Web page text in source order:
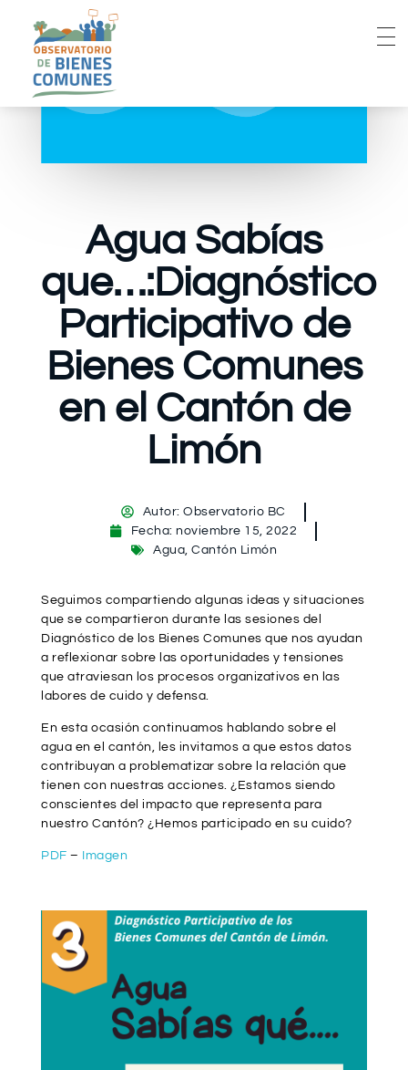
Agua Sabías
que…:Diagnóstico
Participativo de
Bienes Comunes
en el Cantón de
Limón
Autor: Observatorio BC
Fecha: noviembre 15, 2022
Agua Cantón Limón
Seguimos compartiendo algunas ideas y situaciones
que se compartieron durante las sesiones del
Diagnóstico de los Bienes Comunes que nos ayudan
a reflexionar sobre las oportunidades y tensiones
que atraviesan los procesos organizativos en las
labores de cuido y defensa.
En esta ocasión continuamos hablando sobre el
agua en el cantón, les invitamos a que estos datos
contribuyan a problematizar sobre la relación que
tienen con nuestras acciones. ¿Estamos siendo
conscientes del impacto que representa para
nuestro Cantón? ¿Hemos participado en su cuido?
PDF – Imagen